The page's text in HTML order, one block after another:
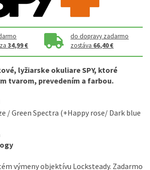
34,99 €
do dopravy zadarmo
zostáva 66,40 €
lyžiarske okuliare SPY, ktoré
tvarom, prevedením a farbou.
/ Green Spectra (+Happy rose/ Dark blue
výmeny objektívu Locksteady. Zadarmo